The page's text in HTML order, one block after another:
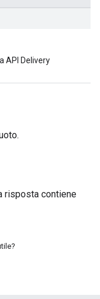
API Delivery
risposta contiene